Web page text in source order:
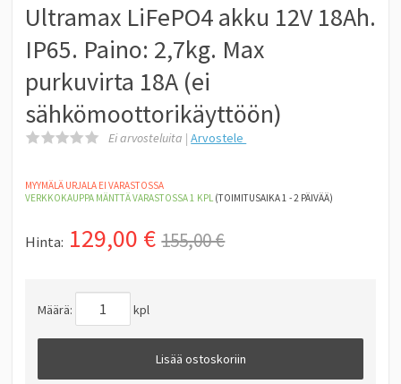
Ultramax LiFePO4 akku 12V 18Ah.
IP65. Paino: 2,7kg. Max
purkuvirta 18A (ei
sähkömoottorikäyttöön)
Ei arvosteluita |Arvostele
MYYMÄLÄ URJALA EI VARASTOSSA
VERKKOKAUPPA MÄNTTÄVARASTOSSA 1 KPL(TOIMITUSAIKA 1 - 2 PÄIVÄÄ)
Hinta: 129,00 € 155,00 €
Määrä: kpl
Lisää ostoskoriin